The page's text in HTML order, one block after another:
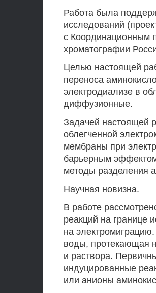
Работа была
исследований
с Координационным
хроматографии
Целью настоящей
переноса
электродиализе в
диффузионные.
Задачей настоящей
облегченной
мембраны при
барьерным
методы разделения
Научная новизна.
В работе
реакций на границе
на
воды, протекающая
и раствора.
индуцированные
или анионы